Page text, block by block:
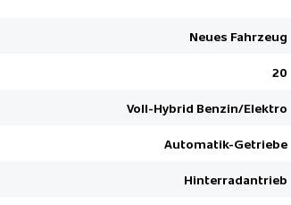
Neues Fahrzeug
20
Voll-Hybrid Benzin/Elektro
Automatik-Getriebe
Hinterradantrieb